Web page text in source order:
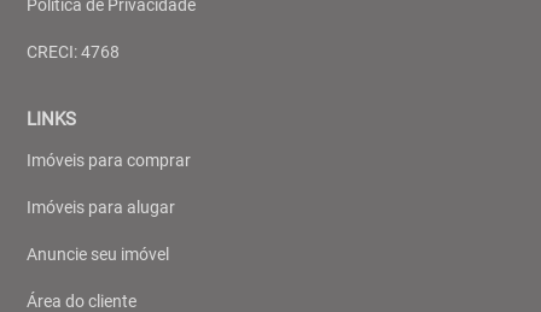
Política de Privacidade
CRECI: 4768
LINKS
Imóveis para comprar
Imóveis para alugar
Anuncie seu imóvel
Área do cliente